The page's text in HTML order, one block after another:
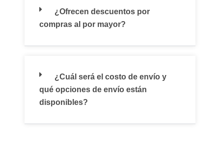
¿Ofrecen descuentos por
compras al por mayor?
¿Cuál será el costo de envío y
qué opciones de envío están
disponibles?